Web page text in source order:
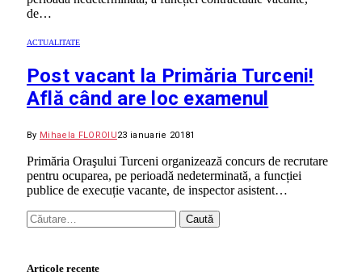
de…
ACTUALITATE
Post vacant la Primăria Turceni!
Află când are loc examenul
By Mihaela FLOROIU23 ianuarie 20181
Primăria Oraşului Turceni organizează concurs de recrutare
pentru ocuparea, pe perioadă nedeterminată, a funcției
publice de execuție vacante, de inspector asistent…
Caută
după:
Articole recente